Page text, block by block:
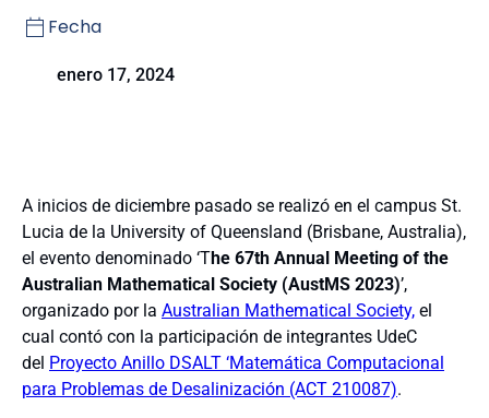
Fecha
enero 17, 2024
A inicios de diciembre pasado se realizó en el campus St.
Lucia de la University of Queensland (Brisbane, Australia),
el evento denominado ‘The 67th Annual Meeting of the
Australian Mathematical Society (AustMS 2023)’,
organizado por la Australian Mathematical Society, el
cual contó con la participación de integrantes UdeC
del Proyecto Anillo DSALT ‘Matemática Computacional
para Problemas de Desalinización (ACT 210087).